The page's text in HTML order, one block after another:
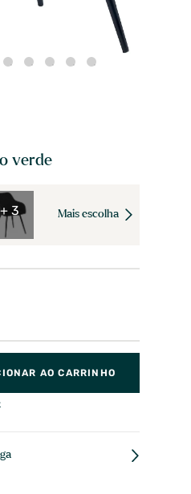
verde
+ 3 Mais escolha
AO CARRINHO